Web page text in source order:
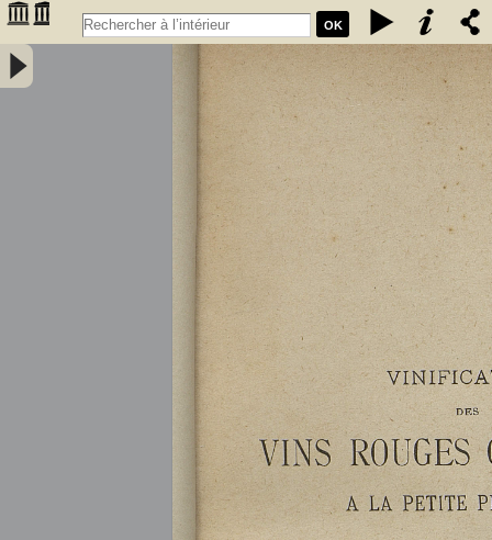
OK
Vinification des vins rouges ordinaires à la petite propriété : extrait
des conférences faites à l'Association des anciens élèves de l'école
communale de Portet (Haute-Garonne) / par A. Lacassagne,... -